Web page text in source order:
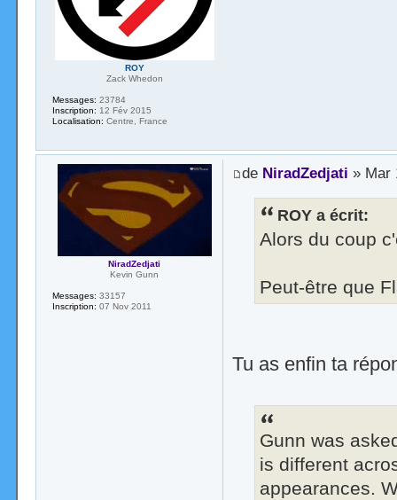
ROY
Zack Whedon
Messages: 23784
Inscription: 12 Fév 2015
Localisation: Centre, France
de NiradZedjati » Mar
ROY a écrit:
Alors du coup
Peut-être que
Tu as enfin ta
Gunn was
is different
appearances.
NiradZedjati
Kevin Gunn
Messages: 33157
Inscription: 07 Nov 2011